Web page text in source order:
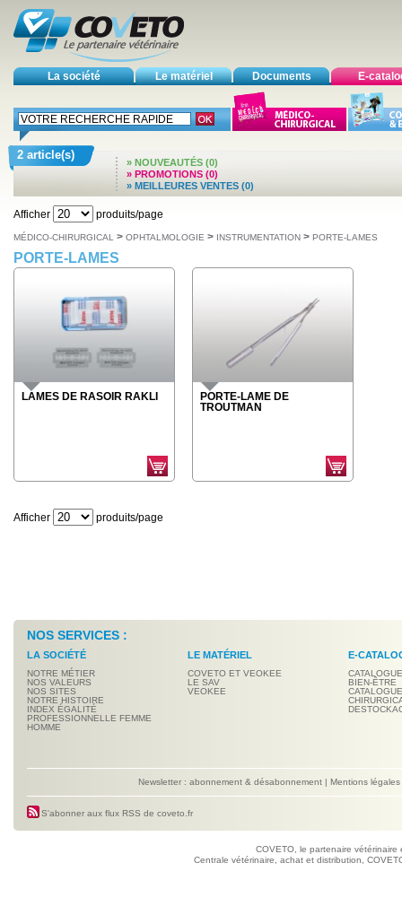
La société Le matériel Documents E-
2 article(s)
» NOUVEAUTÉS (0)
» PROMOTIONS (0)
» MEILLEURES VENTES (0)
Afficher produits/page
MÉDICO-CHIRURGICAL > OPHTALMOLOGIE > INSTRUMENTATION > PORTE-LAMES
PORTE-LAMES
LAMES DE RASOIR RAKLI
PORTE-LAME DE
TROUTMAN
Afficher produits/page
NOS SERVICES :
LA SOCIÉTÉ
NOTRE MÉTIER
NOS VALEURS
NOS SITES
NOTRE HISTOIRE
INDEX ÉGALITÉ
PROFESSIONNELLE FEMME
HOMME
LE MATÉRIEL
COVETO ET VEOKEE
LE SAV
VEOKEE
E-
BIEN-ÊTRE
Newsletter : abonnement & désabonnement | Mentions légales
S'abonner aux flux RSS de coveto.fr
COVETO, le partenaire
Centrale vétérinaire, achat et distribution,